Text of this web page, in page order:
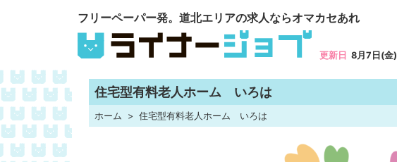
フリーペーパー発。道北エリアの求人ならオマカセあれ
更新日 8月7日(金)
住宅型有料老人ホーム いろは
ホーム 住宅型有料老人ホーム いろは